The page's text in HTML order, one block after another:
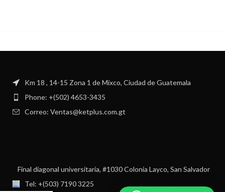
Km 18 , 14-15 Zona 1 de Mixco, Ciudad de Guatemala
Phone: +(502) 4653-3435
Correo: Ventas@ketplus.com.gt
Final diagonal universitaria, #1030 Colonia Layco, San Salvador
Tel: +(503) 7190 3225